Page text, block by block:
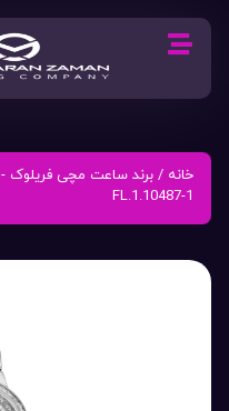
خانه / برند ساعت مچی فریلوک - FREELOOK
FL.1.10487-1